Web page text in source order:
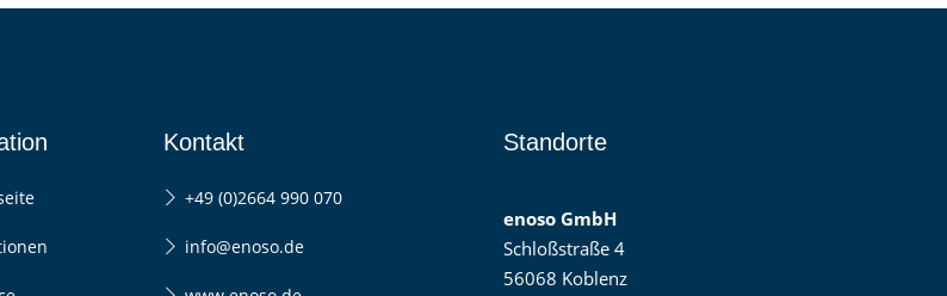
Kontakt
+49 (0)2664 990 070
info@enoso.de
Standorte
enoso GmbH
Schloßstraße 4
56068 Koblenz